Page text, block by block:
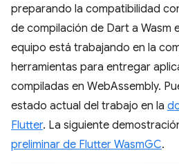
preparando la compatibilidad
de compilación de Dart a Wasm
equipo está trabajando en la
herramientas para entregar
compiladas en WebAssembly.
estado actual del trabajo en la
Flutter. La siguiente
preliminar de Flutter WasmGC.